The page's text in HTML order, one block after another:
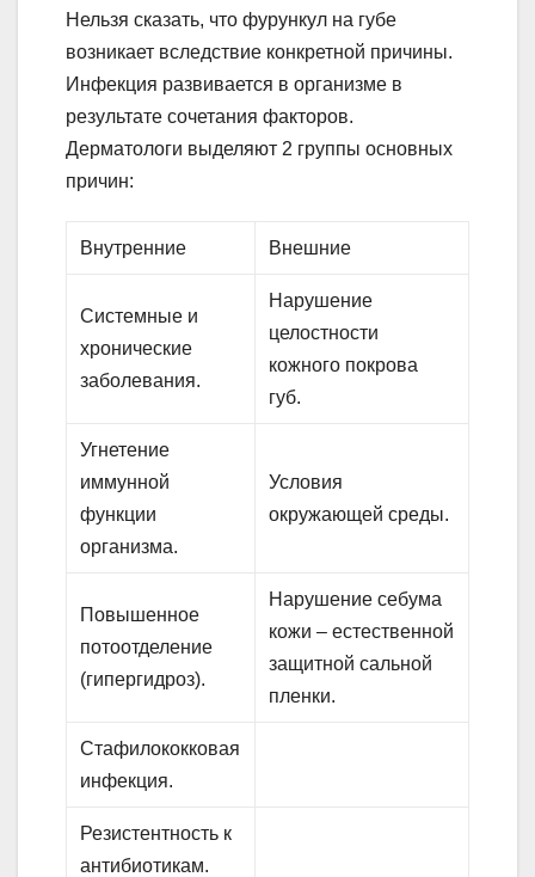
Нельзя сказать, что фурункул на губе
возникает вследствие конкретной причины.
Инфекция развивается в организме в
результате сочетания факторов.
Дерматологи выделяют 2 группы основных
причин:
Внутренние Внешние
Системные и
хронические
заболевания.
Нарушение
целостности
кожного покрова
губ.
Угнетение
иммунной
функции
организма.
Условия
окружающей среды.
Повышенное
потоотделение
(гипергидроз).
Нарушение себума
кожи – естественной
защитной сальной
пленки.
Стафилококковая
инфекция.
Резистентность к
антибиотикам.